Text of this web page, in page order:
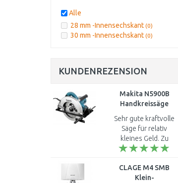
Alle
28 mm -Innensechskant (0)
30 mm -Innensechskant (0)
KUNDENREZENSION
Makita N5900B
Handkreissäge
(2000W/235mm)
Sehr gute kraftvolle
Säge für relativ
kleines Geld. Zu
empfehlen ..
CLAGE M4 SMB
Klein-